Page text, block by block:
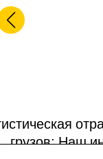
грузов; Наш